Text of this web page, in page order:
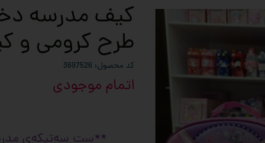
اسباب بازی دستمال مرطوب
محصولات مراقبت از پوست و مو
کرم نرم کننده دست و صورت
دمپایی و
فرش و
کیف مدرسه
طرح کرومی و
کد محصول: 3697526
اتمام موجودی